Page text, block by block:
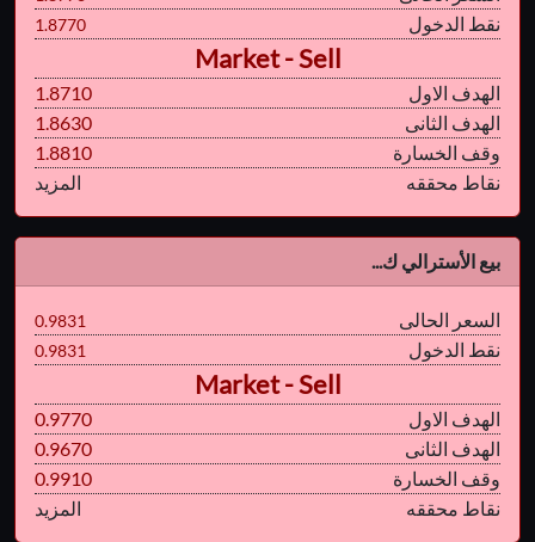
نقط الدخول 1.8770
Market - Sell
الهدف الاول
1.8710
الهدف الثانى
1.8630
وقف الخسارة
1.8810
نقاط محققه
المزيد
بيع الأسترالي ك...
السعر الحالى 0.9831
نقط الدخول 0.9831
Market - Sell
الهدف الاول
0.9770
الهدف الثانى
0.9670
وقف الخسارة
0.9910
نقاط محققه
المزيد